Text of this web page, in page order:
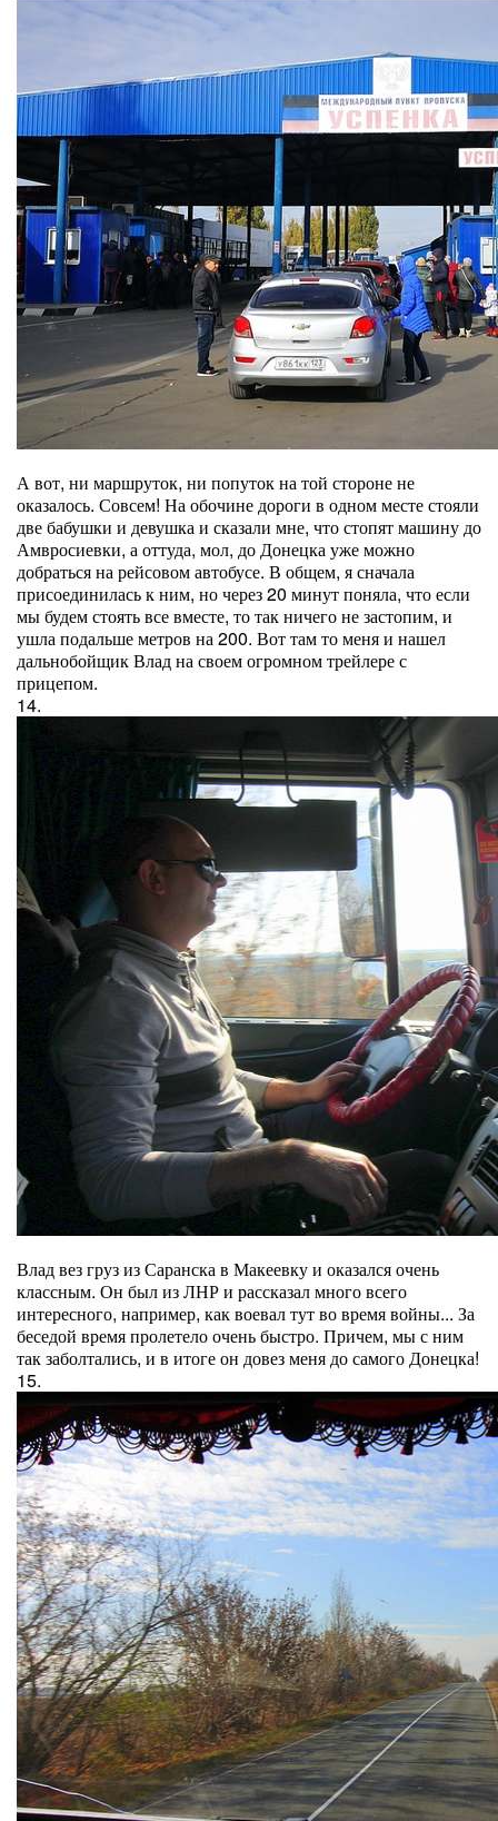
А вот, ни маршруток, ни попуток на той стороне не
оказалось. Совсем! На обочине дороги в одном месте стояли
две бабушки и девушка и сказали мне, что стопят машину до
Амвросиевки, а оттуда, мол, до Донецка уже можно
добраться на рейсовом автобусе. В общем, я сначала
присоединилась к ним, но через 20 минут поняла, что если
мы будем стоять все вместе, то так ничего не застопим, и
ушла подальше метров на 200. Вот там то меня и нашел
дальнобойщик Влад на своем огромном трейлере с
прицепом.
14.
Влад вез груз из Саранска в Макеевку и оказался очень
классным. Он был из ЛНР и рассказал много всего
интересного, например, как воевал тут во время войны... За
беседой время пролетело очень быстро. Причем, мы с ним
так заболтались, и в итоге он довез меня до самого Донецка!
15.